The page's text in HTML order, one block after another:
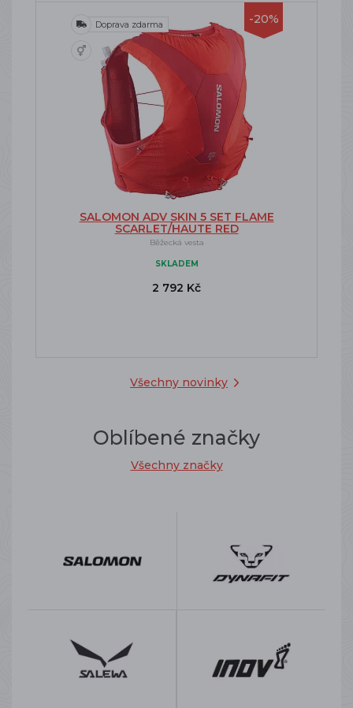
Všechny novinky
-20%
Doprava zdarma
SALOMON ADV SKIN 5 SET FLAME
SCARLET/HAUTE RED
Běžecká vesta
SKLADEM
2 792 Kč
Oblíbené značky
Všechny značky